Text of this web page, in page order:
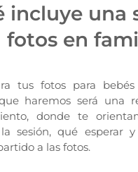
incluye una
fotos en
tus fotos para
haremos será una
donde te
sesión, qué esperar
a las fotos.